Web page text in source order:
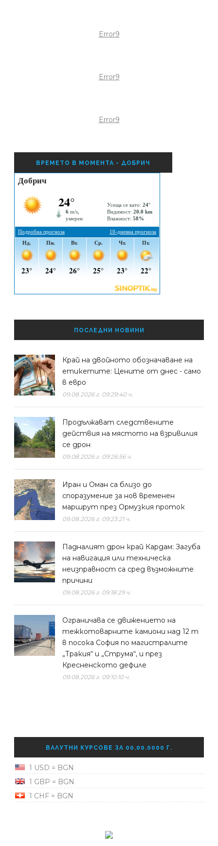
Error9
Error9
Error9
ВРЕМЕТО В МОМЕНТА - ДОБРИЧ
ПОСЛЕДНИ НОВИНИ
Край на двойното обозначаване на
етикетите: Цените от днес - само
в евро
09.08.2026 г. 09:29:40 ч.
Продължават следствените
действия на мястото на взривилия
се дрон
09.08.2026 г. 09:26:56 ч.
Иран и Оман са близо до
споразумение за нов временен
маршрут през Ормузкия проток
09.08.2026 г. 09:23:21 ч.
Падналият дрон край Кардам: Загуба
на навигация или техническа
неизправност са сред възможните
причини
09.08.2026 г. 09:18:29 ч.
Ограничава се движението на
тежкотоварните камиони над 12 т
в посока София по магистралите
„Тракия“ и „Струма“, и през
Кресненското дефиле
09.08.2026 г. 09:10:10 ч.
ВАЛУТНИ КУРСОВЕ ЗА 00.00.0000 Г.
1 USD = BGN
1 GBP = BGN
1 CHF = BGN